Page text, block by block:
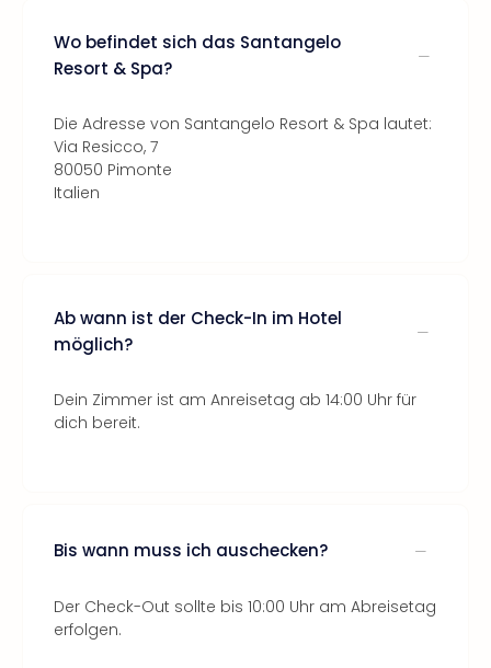
Wo befindet sich das Santangelo
Resort & Spa?
Die Adresse von Santangelo Resort & Spa lautet:
Via Resicco, 7
80050 Pimonte
Italien
Ab wann ist der Check-In im Hotel
möglich?
Dein Zimmer ist am Anreisetag ab 14:00 Uhr für
dich bereit.
Bis wann muss ich auschecken?
Der Check-Out sollte bis 10:00 Uhr am Abreisetag
erfolgen.